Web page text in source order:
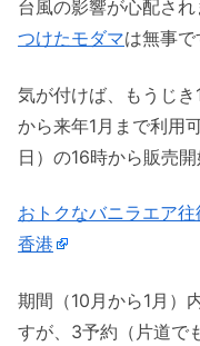
台風の影響が心配され
つけたモダマは無事で
気が付けば、もうじ
から来年1月まで利用
日）の16時から販売開
おトクなバニラエア
香港
期間（10月から1月）
すが、3予約（片道で